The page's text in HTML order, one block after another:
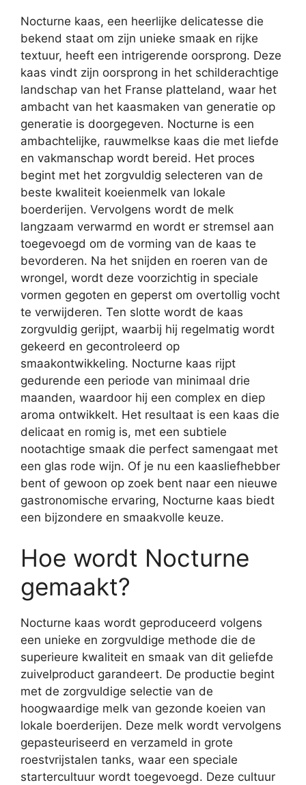
Nocturne kaas, een heerlijke delicatesse die
bekend staat om zijn unieke smaak en rijke
textuur, heeft een intrigerende oorsprong. Deze
kaas vindt zijn oorsprong in het schilderachtige
landschap van het Franse platteland, waar het
ambacht van het kaasmaken van generatie op
generatie is doorgegeven. Nocturne is een
ambachtelijke, rauwmelkse kaas die met liefde
en vakmanschap wordt bereid. Het proces
begint met het zorgvuldig selecteren van de
beste kwaliteit koeienmelk van lokale
boerderijen. Vervolgens wordt de melk
langzaam verwarmd en wordt er stremsel aan
toegevoegd om de vorming van de kaas te
bevorderen. Na het snijden en roeren van de
wrongel, wordt deze voorzichtig in speciale
vormen gegoten en geperst om overtollig vocht
te verwijderen. Ten slotte wordt de kaas
zorgvuldig gerijpt, waarbij hij regelmatig wordt
gekeerd en gecontroleerd op
smaakontwikkeling. Nocturne kaas rijpt
gedurende een periode van minimaal drie
maanden, waardoor hij een complex en diep
aroma ontwikkelt. Het resultaat is een kaas die
delicaat en romig is, met een subtiele
nootachtige smaak die perfect samengaat met
een glas rode wijn. Of je nu een kaasliefhebber
bent of gewoon op zoek bent naar een nieuwe
gastronomische ervaring, Nocturne kaas biedt
een bijzondere en smaakvolle keuze.
Hoe wordt Nocturne
gemaakt?
Nocturne kaas wordt geproduceerd volgens
een unieke en zorgvuldige methode die de
superieure kwaliteit en smaak van dit geliefde
zuivelproduct garandeert. De productie begint
met de zorgvuldige selectie van de
hoogwaardige melk van gezonde koeien van
lokale boerderijen. Deze melk wordt vervolgens
gepasteuriseerd en verzameld in grote
roestvrijstalen tanks, waar een speciale
startercultuur wordt toegevoegd. Deze cultuur